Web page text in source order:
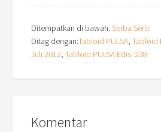
Ditempatkan di bawah:Serba Serbi
Ditag dengan:Tabloid PULSA,Tabloid
Juli 2012,Tabloid PULSA Edisi 238
Komentar